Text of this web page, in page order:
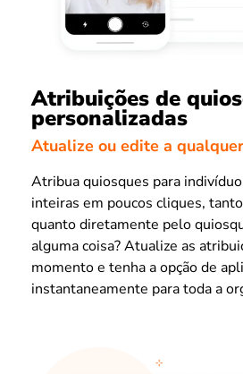
Atribuições de
personalizadas
Atualize ou edite a
Atribua quiosques para
inteiras em poucos cliques,
quanto diretamente pelo
alguma coisa? Atualize as
momento e tenha a opção de
instantaneamente para toda a